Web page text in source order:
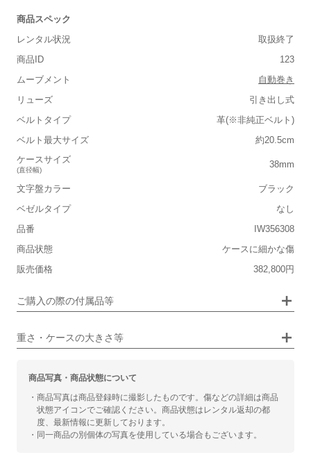
商品スペック
レンタル状況
取扱終了
商品ID
123
ムーブメント
自動巻き
リューズ
引き出し式
ベルトタイプ
革(※非純正ベルト)
ベルト最大サイズ
約20.5cm
ケースサイズ
(直径幅)
38mm
文字盤カラー
ブラック
ベゼルタイプ
なし
品番
IW356308
商品状態
ケースに細かな傷
販売価格
382,800円
ご購入の際の付属品等
重さ・ケースの大きさ等
軽い 重い
■ケースの大きさ
小さい
シンプル ジュエリー
■向いているシチュエーション
(レビュー担当スタッフ手首サイズ : 15.0cm)
商品写真・商品状態について
・商品写真は商品登録時に撮影したものです。傷などの詳細は商品
状態アイコンでご確認ください。商品状態はレンタル返却の都
度、最新情報に更新しております。
・同一商品の別個体の写真を使用している場合もございます。